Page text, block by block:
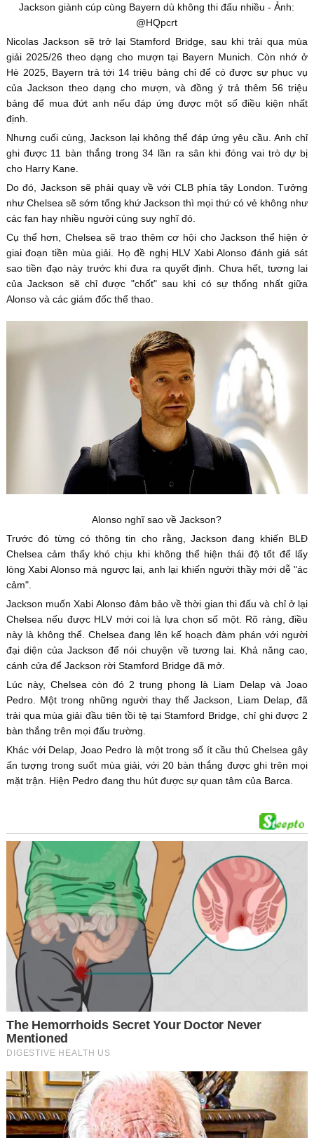
Jackson giành cúp cùng Bayern dù không thi đấu nhiều - Ảnh:
@HQpcrt
Nicolas Jackson sẽ trở lại Stamford Bridge, sau khi trải qua mùa
giải 2025/26 theo dạng cho mượn tại Bayern Munich. Còn nhớ ở
Hè 2025, Bayern trả tới 14 triệu bảng chỉ để có được sự phục vụ
của Jackson theo dạng cho mượn, và đồng ý trả thêm 56 triệu
bảng để mua đứt anh nếu đáp ứng được một số điều kiện nhất
định.
Nhưng cuối cùng, Jackson lại không thể đáp ứng yêu cầu. Anh chỉ
ghi được 11 bàn thắng trong 34 lần ra sân khi đóng vai trò dự bị
cho Harry Kane.
Do đó, Jackson sẽ phải quay về với CLB phía tây London. Tưởng
như Chelsea sẽ sớm tống khứ Jackson thì mọi thứ có vẻ không như
các fan hay nhiều người cùng suy nghĩ đó.
Cụ thể hơn, Chelsea sẽ trao thêm cơ hội cho Jackson thể hiện ở
giai đoạn tiền mùa giải. Họ đề nghị HLV Xabi Alonso đánh giá sát
sao tiền đạo này trước khi đưa ra quyết định. Chưa hết, tương lai
của Jackson sẽ chỉ được "chốt" sau khi có sự thống nhất giữa
Alonso và các giám đốc thể thao.
Alonso nghĩ sao về Jackson?
Trước đó từng có thông tin cho rằng, Jackson đang khiến BLĐ
Chelsea cảm thấy khó chịu khi không thể hiện thái độ tốt để lấy
lòng Xabi Alonso mà ngược lại, anh lại khiến người thầy mới dễ "ác
cảm".
Jackson muốn Xabi Alonso đảm bảo về thời gian thi đấu và chỉ ở lại
Chelsea nếu được HLV mới coi là lựa chọn số một. Rõ ràng, điều
này là không thể. Chelsea đang lên kế hoạch đàm phán với người
đại diện của Jackson để nói chuyện về tương lai. Khả năng cao,
cánh cửa để Jackson rời Stamford Bridge đã mở.
Lúc này, Chelsea còn đó 2 trung phong là Liam Delap và Joao
Pedro. Một trong những người thay thế Jackson, Liam Delap, đã
trải qua mùa giải đầu tiên tồi tệ tại Stamford Bridge, chỉ ghi được 2
bàn thắng trên mọi đấu trường.
Khác với Delap, Joao Pedro là một trong số ít cầu thủ Chelsea gây
ấn tượng trong suốt mùa giải, với 20 bàn thắng được ghi trên mọi
mặt trận. Hiện Pedro đang thu hút được sự quan tâm của Barca.